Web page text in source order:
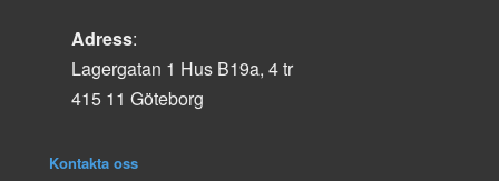
Adress:
Lagergatan 1 Hus B19a, 4 tr
415 11 Göteborg
Kontakta oss